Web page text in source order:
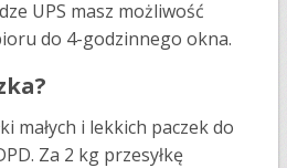
UPS masz możliwość
do 4-godzinnego okna.
małych i lekkich paczek do
Za 2 kg przesyłkę